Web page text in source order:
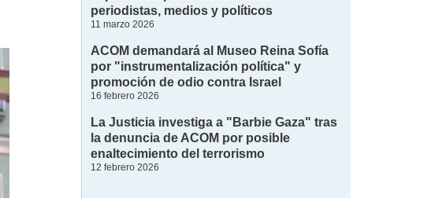
periodistas, medios y políticos
11 marzo 2026
ACOM demandará al Museo Reina Sofía
por "instrumentalización política" y
promoción de odio contra Israel
16 febrero 2026
La Justicia investiga a "Barbie Gaza" tras
la denuncia de ACOM por posible
enaltecimiento del terrorismo
12 febrero 2026